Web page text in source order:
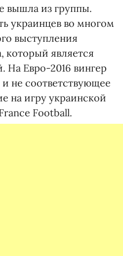
вышла из группы.
украинцев во многом
выступления
который является
На Евро-2016 вингер
не соответствующее
на игру украинской
Football.